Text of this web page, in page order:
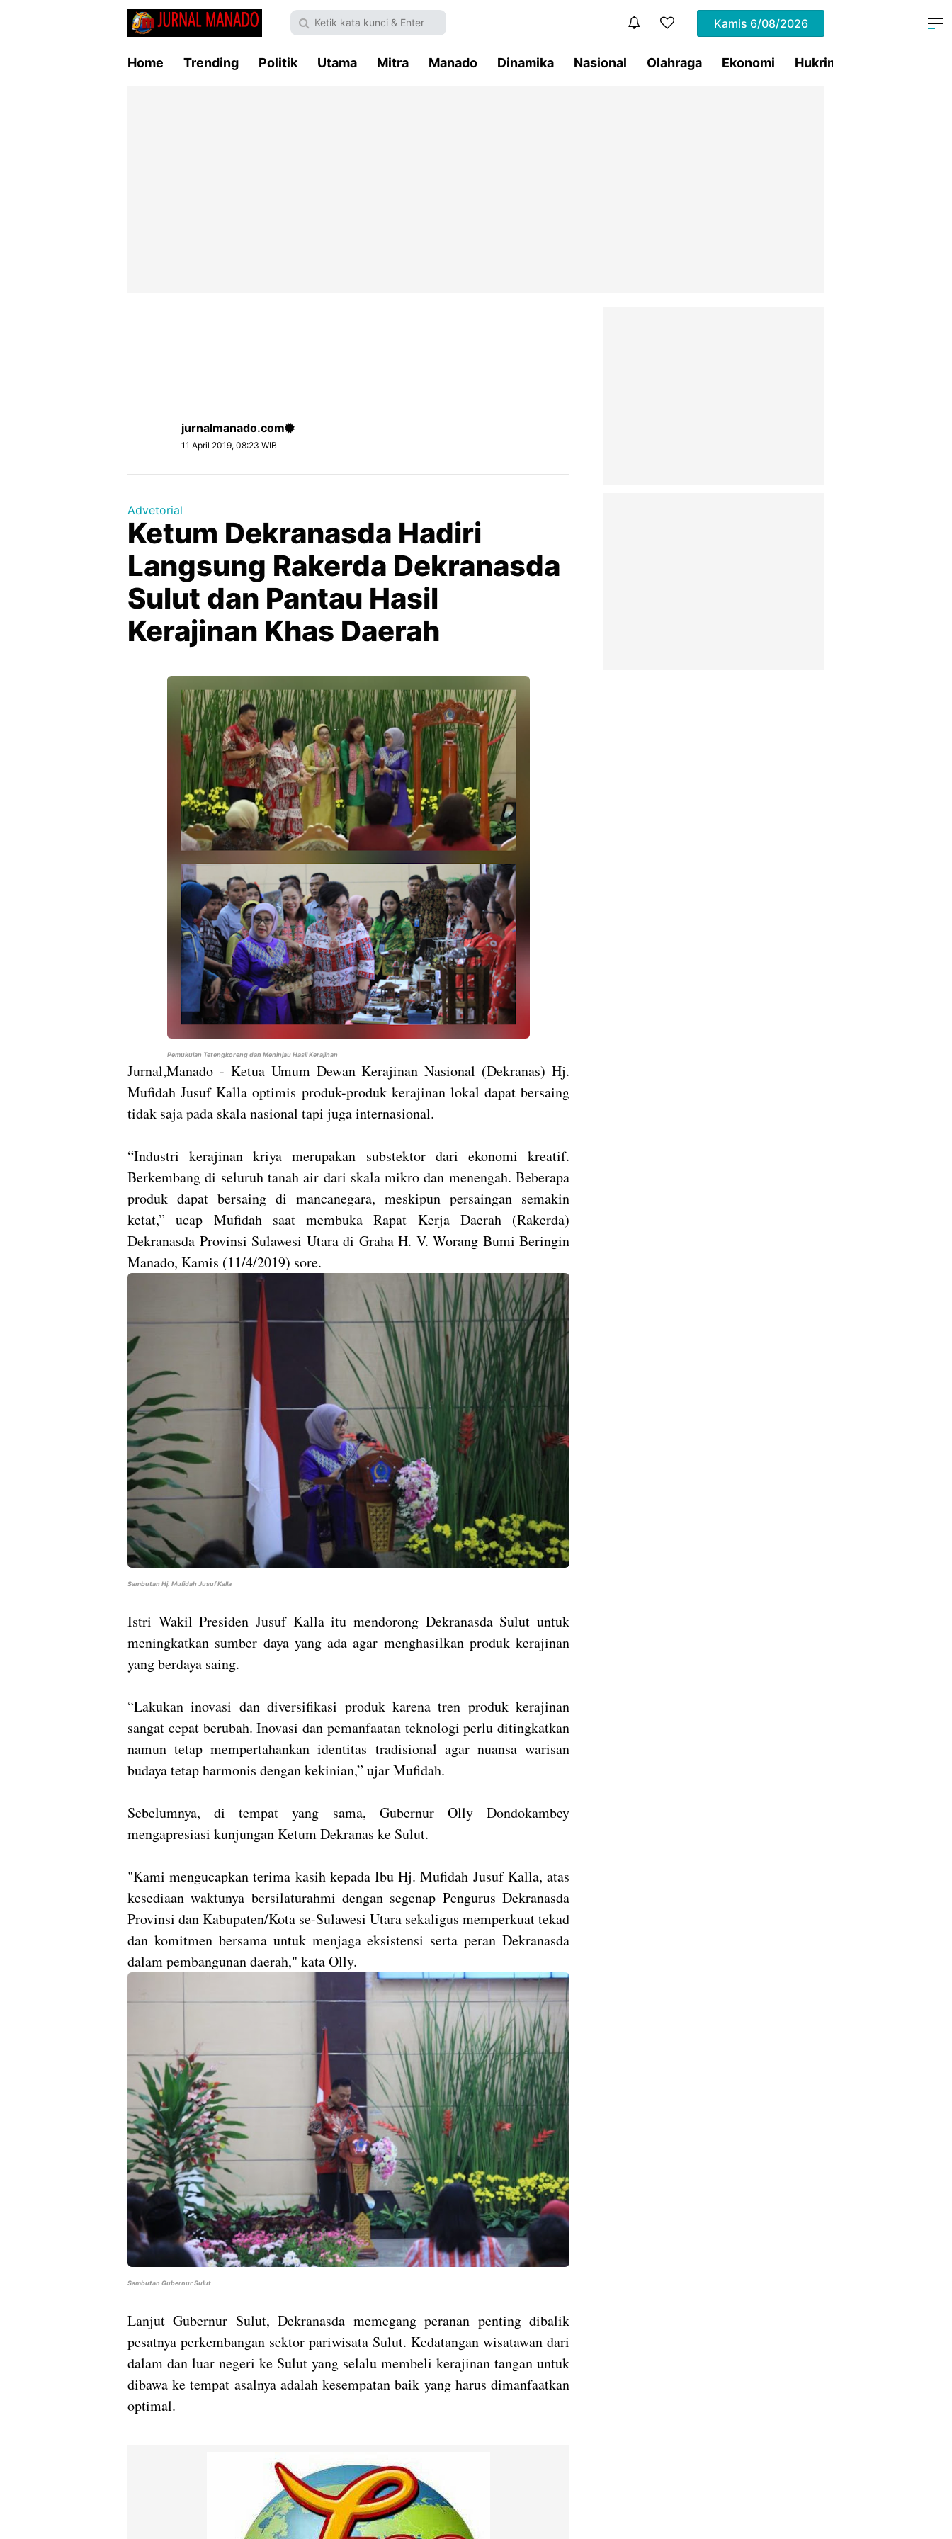
Kamis 6/08/2026
Home Trending Politik Utama Mitra Manado Dinamika Nasional Olahraga Ekonomi Hukrim
jurnalmanado.com
11 April 2019, 08:23 WIB
Advetorial
Ketum Dekranasda Hadiri
Langsung Rakerda Dekranasda
Sulut dan Pantau Hasil
Kerajinan Khas Daerah
Pemukulan Tetengkoreng dan Meninjau Hasil Kerajinan
Jurnal,Manado - Ketua Umum Dewan Kerajinan Nasional (Dekranas) Hj.
Mufidah Jusuf Kalla optimis produk-produk kerajinan lokal dapat bersaing
tidak saja pada skala nasional tapi juga internasional.
“Industri kerajinan kriya merupakan substektor dari ekonomi kreatif.
Berkembang di seluruh tanah air dari skala mikro dan menengah. Beberapa
produk dapat bersaing di mancanegara, meskipun persaingan semakin
ketat,” ucap Mufidah saat membuka Rapat Kerja Daerah (Rakerda)
Dekranasda Provinsi Sulawesi Utara di Graha H. V. Worang Bumi Beringin
Manado, Kamis (11/4/2019) sore.
Sambutan Hj. Mufidah Jusuf Kalla
Istri Wakil Presiden Jusuf Kalla itu mendorong Dekranasda Sulut untuk
meningkatkan sumber daya yang ada agar menghasilkan produk kerajinan
yang berdaya saing.
“Lakukan inovasi dan diversifikasi produk karena tren produk kerajinan
sangat cepat berubah. Inovasi dan pemanfaatan teknologi perlu ditingkatkan
namun tetap mempertahankan identitas tradisional agar nuansa warisan
budaya tetap harmonis dengan kekinian,” ujar Mufidah.
Sebelumnya, di tempat yang sama, Gubernur Olly Dondokambey
mengapresiasi kunjungan Ketum Dekranas ke Sulut.
"Kami mengucapkan terima kasih kepada Ibu Hj. Mufidah Jusuf Kalla, atas
kesediaan waktunya bersilaturahmi dengan segenap Pengurus Dekranasda
Provinsi dan Kabupaten/Kota se-Sulawesi Utara sekaligus memperkuat tekad
dan komitmen bersama untuk menjaga eksistensi serta peran Dekranasda
dalam pembangunan daerah," kata Olly.
Sambutan Gubernur Sulut
Lanjut Gubernur Sulut, Dekranasda memegang peranan penting dibalik
pesatnya perkembangan sektor pariwisata Sulut. Kedatangan wisatawan dari
dalam dan luar negeri ke Sulut yang selalu membeli kerajinan tangan untuk
dibawa ke tempat asalnya adalah kesempatan baik yang harus dimanfaatkan
optimal.